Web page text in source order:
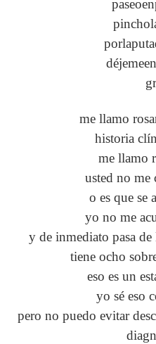
me llamo
historia
me llamo
usted no me
o es que se
yo no me
y de inmediato pasa de
tiene ocho
eso es un
yo sé eso
pero no puedo evitar